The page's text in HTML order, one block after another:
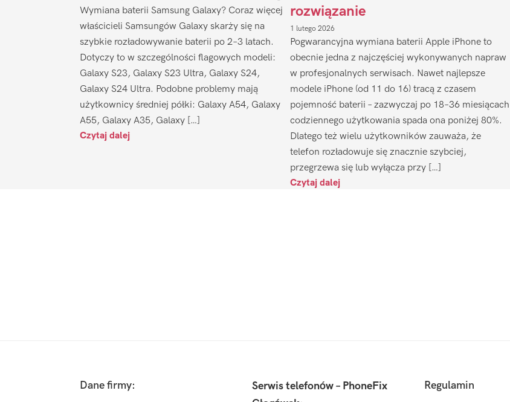
Wymiana baterii Samsung Galaxy? Coraz więcej
właścicieli Samsungów Galaxy skarży się na
szybkie rozładowywanie baterii po 2–3 latach.
Dotyczy to w szczególności flagowych modeli:
Galaxy S23, Galaxy S23 Ultra, Galaxy S24,
Galaxy S24 Ultra. Podobne problemy mają
użytkownicy średniej półki: Galaxy A54, Galaxy
A55, Galaxy A35, Galaxy […]
Czytaj dalej
rozwiązanie
1 lutego 2026
Pogwarancyjna wymiana baterii Apple iPhone to
obecnie jedna z najczęściej wykonywanych napraw
w profesjonalnych serwisach. Nawet najlepsze
modele iPhone (od 11 do 16) tracą z czasem
pojemność baterii – zazwyczaj po 18–36 miesiącach
codziennego użytkowania spada ona poniżej 80%.
Dlatego też wielu użytkowników zauważa, że
telefon rozładowuje się znacznie szybciej,
przegrzewa się lub wyłącza przy […]
Czytaj dalej
Dane firmy:
Serwis telefonów – PhoneFix
Regulamin